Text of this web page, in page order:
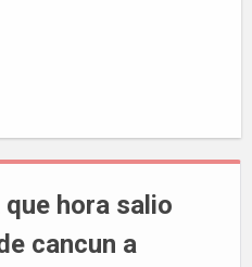
hora salio
cancun a